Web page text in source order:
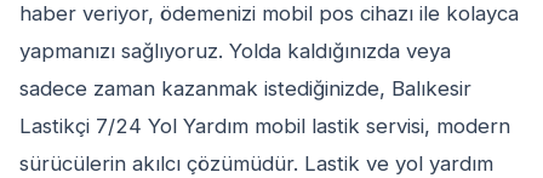
haber veriyor, ödemenizi mobil pos cihazı ile kolayca
yapmanızı sağlıyoruz. Yolda kaldığınızda veya
sadece zaman kazanmak istediğinizde, Balıkesir
Lastikçi 7/24 Yol Yardım mobil lastik servisi, modern
sürücülerin akılcı çözümüdür. Lastik ve yol yardım